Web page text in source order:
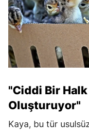
"Ciddi Bir Halk
Oluşturuyor"
Kaya, bu tür